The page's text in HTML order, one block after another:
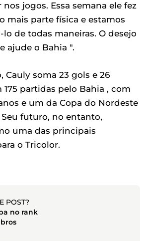
nos jogos. Essa semana ele fez
mais parte física e estamos
de todas maneiras. O desejo
ajude o Bahia ".
Cauly soma 23 gols e 26
175 partidas pelo Bahia , com
e um da Copa do Nordeste
futuro, no entanto,
uma das principais
o Tricolor.
POST?
no rank